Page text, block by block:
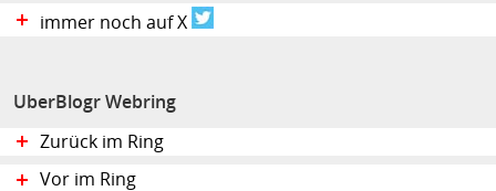
immer noch auf X
UberBlogr Webring
Zurück im Ring
Vor im Ring